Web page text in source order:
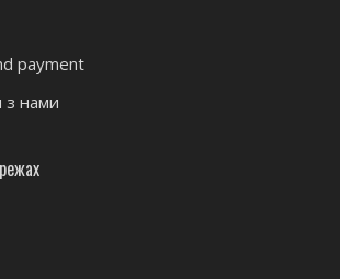
payment
з нами